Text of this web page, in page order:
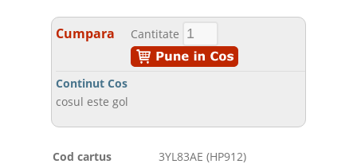
Cumpara Cantitate
Continut Cos
cosul este gol
Cod cartus
3YL83AE (HP912)